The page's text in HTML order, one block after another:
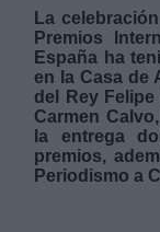
La
Premios
España ha
en la Casa de
del Rey
Carmen
la entrega
premios,
Periodismo a
Derechos: